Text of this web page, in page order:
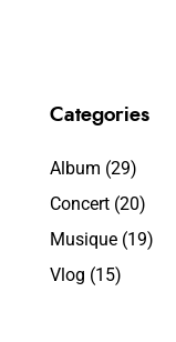
Categories
Album (29)
Concert (20)
Musique (19)
Vlog (15)